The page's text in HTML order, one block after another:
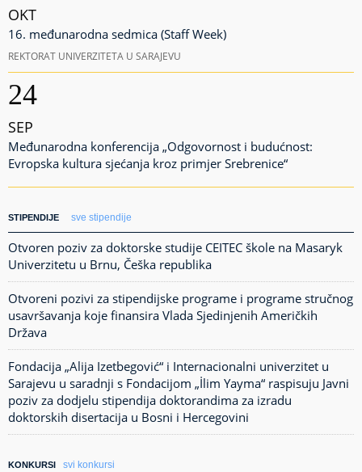
OKT
16. međunarodna sedmica (Staff Week)
REKTORAT UNIVERZITETA U SARAJEVU
24
SEP
Međunarodna konferencija „Odgovornost i budućnost:
Evropska kultura sjećanja kroz primjer Srebrenice“
STIPENDIJE sve stipendije
Otvoren poziv za doktorske studije CEITEC škole na Masaryk
Univerzitetu u Brnu, Češka republika
Otvoreni pozivi za stipendijske programe i programe stručnog
usavršavanja koje finansira Vlada Sjedinjenih Američkih
Država
Fondacija „Alija Izetbegović“ i Internacionalni univerzitet u
Sarajevu u saradnji s Fondacijom „İlim Yayma“ raspisuju Javni
poziv za dodjelu stipendija doktorandima za izradu
doktorskih disertacija u Bosni i Hercegovini
KONKURSI svi konkursi